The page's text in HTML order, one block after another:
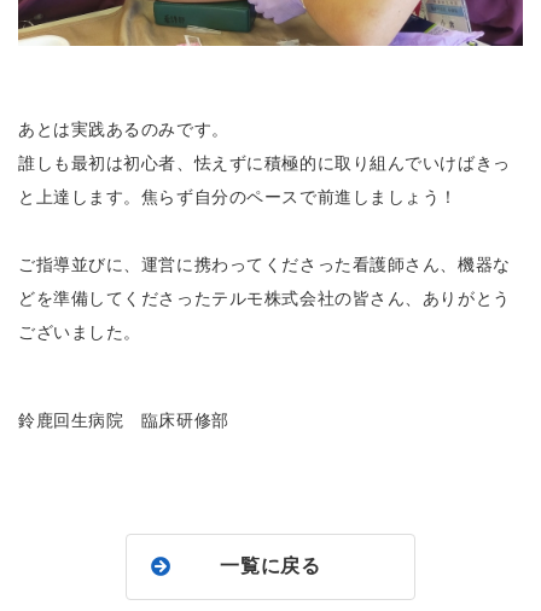
あとは実践あるのみです。
誰しも最初は初心者、怯えずに積極的に取り組んでいけばきっ
と上達します。焦らず自分のペースで前進しましょう！
ご指導並びに、運営に携わってくださった看護師さん、機器な
どを準備してくださったテルモ株式会社の皆さん、ありがとう
ございました。
鈴鹿回生病院 臨床研修部
一覧に戻る